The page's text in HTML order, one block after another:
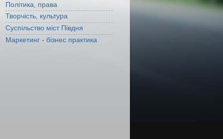
Політика, права
Творчість, культура
Суспільство міст Півдня
Маркетинг - бізнес практика